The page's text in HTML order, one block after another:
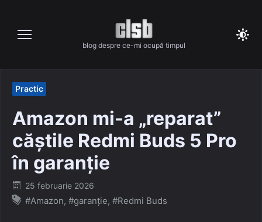
content
blog despre ce-mi ocupă timpul
Practic
Amazon mi-a „reparat”
căștile Redmi Buds 5 Pro
în garanție
Posted
on
25 februarie 2026
#Amazon, #garanție, #Redmi Buds